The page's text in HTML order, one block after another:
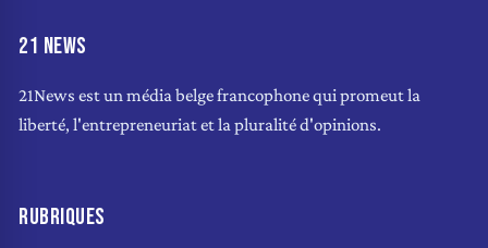
21 NEWS
21News est un média belge francophone qui promeut la
liberté, l'entrepreneuriat et la pluralité d'opinions.
RUBRIQUES